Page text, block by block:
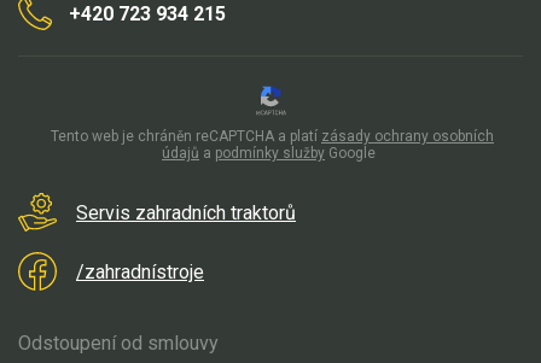
+420 723 934 215
Servis zahradních traktorů
/zahradnístroje
Odstoupení od smlouvy
Tento web je chráněn reCAPTCHA a platí zásady ochrany osobních
údajů a podmínky služby Google